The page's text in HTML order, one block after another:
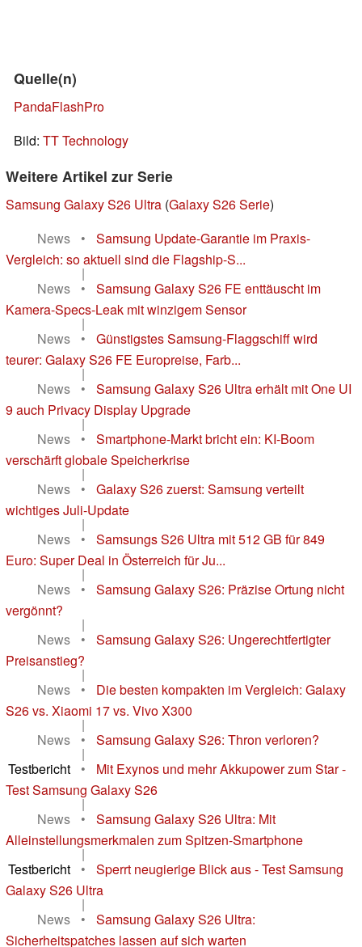
Quelle(n)
PandaFlashPro
Bild: TT Technology
Weitere Artikel zur Serie
Samsung Galaxy S26 Ultra (Galaxy S26 Serie)
News
•
Samsung Update-Garantie im Praxis-
Vergleich: so aktuell sind die Flagship-S...
|
News
•
Samsung Galaxy S26 FE enttäuscht im
Kamera-Specs-Leak mit winzigem Sensor
|
News
•
Günstigstes Samsung-Flaggschiff wird
teurer: Galaxy S26 FE Europreise, Farb...
|
News
•
Samsung Galaxy S26 Ultra erhält mit One UI
9 auch Privacy Display Upgrade
|
News
•
Smartphone-Markt bricht ein: KI-Boom
verschärft globale Speicherkrise
|
News
•
Galaxy S26 zuerst: Samsung verteilt
wichtiges Juli-Update
|
News
•
Samsungs S26 Ultra mit 512 GB für 849
Euro: Super Deal in Österreich für Ju...
|
News
•
Samsung Galaxy S26: Präzise Ortung nicht
vergönnt?
|
News
•
Samsung Galaxy S26: Ungerechtfertigter
Preisanstieg?
|
News
•
Die besten kompakten im Vergleich: Galaxy
S26 vs. Xiaomi 17 vs. Vivo X300
|
News
• Samsung Galaxy S26: Thron verloren?
|
Testbericht
•
Mit Exynos und mehr Akkupower zum Star -
Test Samsung Galaxy S26
|
News
•
Samsung Galaxy S26 Ultra: Mit
Alleinstellungsmerkmalen zum Spitzen-Smartphone
|
Testbericht
•
Sperrt neugierige Blick aus - Test Samsung
Galaxy S26 Ultra
|
News
•
Samsung Galaxy S26 Ultra:
Sicherheitspatches lassen auf sich warten